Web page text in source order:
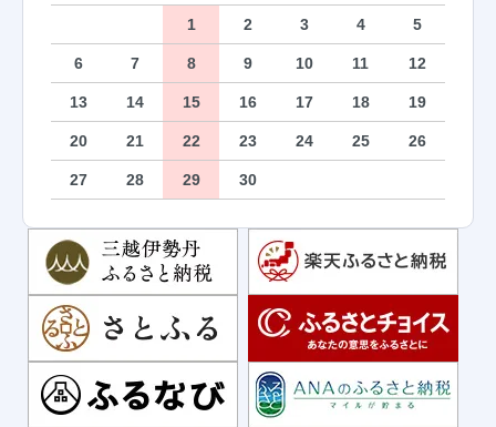
1 2 3 4 5
6 7 8 9 10 11 12
13 14 15 16 17 18 19
20 21 22 23 24 25 26
27 28 29 30